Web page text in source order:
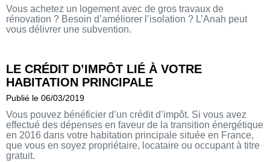
Vous achetez un logement avec de gros travaux de
rénovation ? Besoin d’améliorer l’isolation ? L’Anah peut
vous délivrer une subvention.
LE CRÉDIT D’IMPÔT LIÉ À VOTRE
HABITATION PRINCIPALE
Publié le 06/03/2019
Vous pouvez bénéficier d’un crédit d’impôt. Si vous avez
effectué des dépenses en faveur de la transition énergétique
en 2016 dans votre habitation principale située en France,
que vous en soyez propriétaire, locataire ou occupant à titre
gratuit.